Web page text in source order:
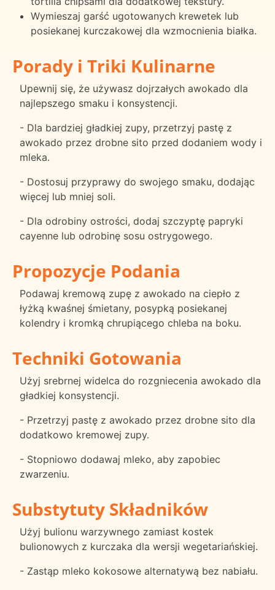
Wymieszaj garść ugotowanych krewetek lub
posiekanej kurczakowej dla wzmocnienia białka.
Porady i Triki Kulinarne
Upewnij się, że używasz dojrzałych awokado dla
najlepszego smaku i konsystencji.
- Dla bardziej gładkiej zupy, przetrzyj pastę z
awokado przez drobne sito przed dodaniem wody i
mleka.
- Dostosuj przyprawy do swojego smaku, dodając
więcej lub mniej soli.
- Dla odrobiny ostrości, dodaj szczyptę papryki
cayenne lub odrobinę sosu ostrygowego.
Propozycje Podania
Podawaj kremową zupę z awokado na ciepło z
łyżką kwaśnej śmietany, posypką posiekanej
kolendry i kromką chrupiącego chleba na boku.
Techniki Gotowania
Użyj srebrnej widelca do rozgniecenia awokado dla
gładkiej konsystencji.
- Przetrzyj pastę z awokado przez drobne sito dla
dodatkowo kremowej zupy.
- Stopniowo dodawaj mleko, aby zapobiec
zwarzeniu.
Substytuty Składników
Użyj bulionu warzywnego zamiast kostek
bulionowych z kurczaka dla wersji wegetariańskiej.
- Zastąp mleko kokosowe alternatywą bez nabiału.